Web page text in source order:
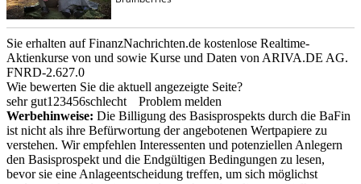
Sie erhalten auf FinanzNachrichten.de kostenlose Realtime-
Aktienkurse von und sowie Kurse und Daten von ARIVA.DE AG.
FNRD-2.627.0
Wie bewerten Sie die aktuell angezeigte Seite?
sehr gut1 23456schlecht
Problem melden
Werbehinweise: Die Billigung des Basisprospekts durch die BaFin
ist nicht als ihre Befürwortung der angebotenen Wertpapiere zu
verstehen. Wir empfehlen Interessenten und potenziellen Anlegern
den Basisprospekt und die Endgültigen Bedingungen zu lesen,
bevor sie eine Anlageentscheidung treffen, um sich möglichst